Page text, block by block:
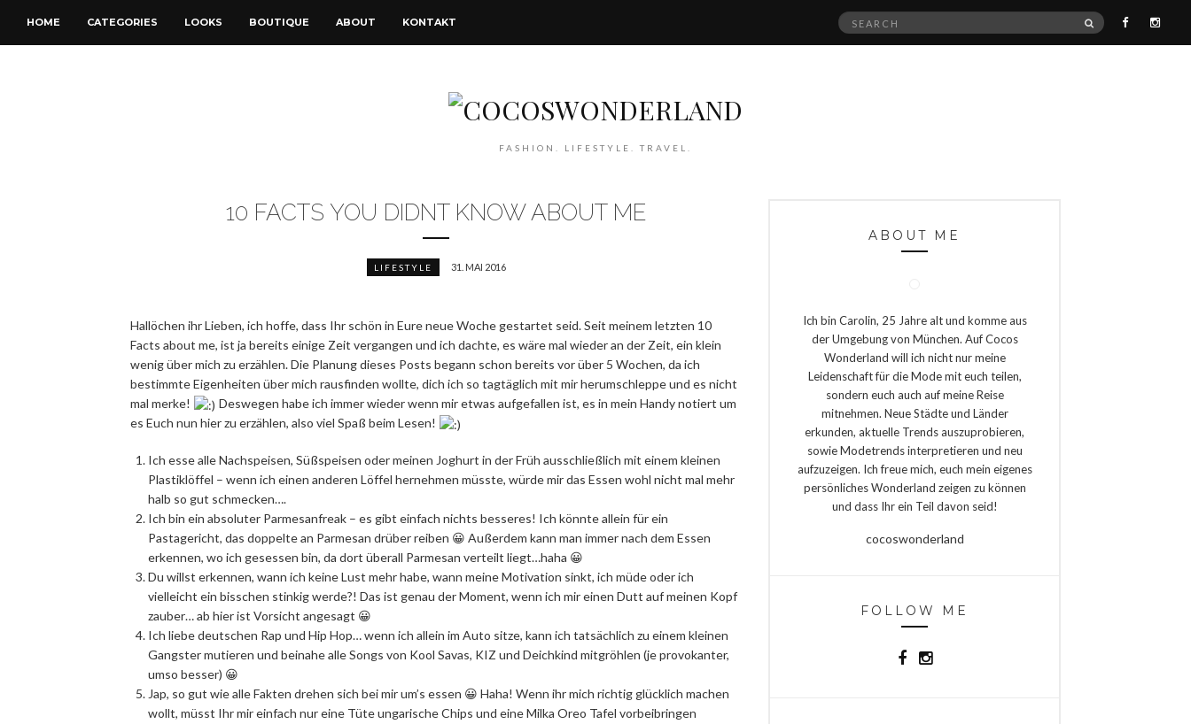
HOME CATEGORIES LOOKS BOUTIQUE ABOUT KONTAKT
Search
SEARCH
FASHION. LIFESTYLE. TRAVEL.
10 FACTS YOU DIDNT KNOW ABOUT ME
LIFESTYLE 31. MAI 2016
Hallöchen ihr Lieben, ich hoffe, dass Ihr schön in Eure neue Woche gestartet seid. Seit meinem letzten 10
Facts about me, ist ja bereits einige Zeit vergangen und ich dachte, es wäre mal wieder an der Zeit, ein klein
wenig über mich zu erzählen. Die Planung dieses Posts begann schon bereits vor über 5 Wochen, da ich
bestimmte Eigenheiten über mich rausfinden wollte, dich ich so tagtäglich mit mir herumschleppe und es nicht
mal merke!
Deswegen habe ich immer wieder wenn mir etwas aufgefallen ist, es in mein Handy notiert um
es Euch nun hier zu erzählen, also viel Spaß beim Lesen!
Ich esse alle Nachspeisen, Süßspeisen oder meinen Joghurt in der Früh ausschließlich mit einem kleinen
Plastiklöffel – wenn ich einen anderen Löffel hernehmen müsste, würde mir das Essen wohl nicht mal mehr
halb so gut schmecken….
Ich bin ein absoluter Parmesanfreak – es gibt einfach nichts besseres! Ich könnte allein für ein
Pastagericht, das doppelte an Parmesan drüber reiben 😀 Außerdem kann man immer nach dem Essen
erkennen, wo ich gesessen bin, da dort überall Parmesan verteilt liegt…haha 😀
Du willst erkennen, wann ich keine Lust mehr habe, wann meine Motivation sinkt, ich müde oder ich
vielleicht ein bisschen stinkig werde?! Das ist genau der Moment, wenn ich mir einen Dutt auf meinen Kopf
zauber… ab hier ist Vorsicht angesagt 😀
Ich liebe deutschen Rap und Hip Hop… wenn ich allein im Auto sitze, kann ich tatsächlich zu einem kleinen
Gangster mutieren und beinahe alle Songs von Kool Savas, KIZ und Deichkind mitgröhlen (je provokanter,
umso besser) 😀
Jap, so gut wie alle Fakten drehen sich bei mir um’s essen 😀 Haha! Wenn ihr mich richtig glücklich machen
wollt, müsst Ihr mir einfach nur eine Tüte ungarische Chips und eine Milka Oreo Tafel vorbeibringen
ABOUT ME
Ich bin Carolin, 25 Jahre alt und komme aus
der Umgebung von München. Auf Cocos
Wonderland will ich nicht nur meine
Leidenschaft für die Mode mit euch teilen,
sondern euch auch auf meine Reise
mitnehmen. Neue Städte und Länder
erkunden, aktuelle Trends auszuprobieren,
sowie Modetrends interpretieren und neu
aufzuzeigen. Ich freue mich, euch mein eigenes
persönliches Wonderland zeigen zu können
und dass Ihr ein Teil davon seid!
cocoswonderland
FOLLOW ME